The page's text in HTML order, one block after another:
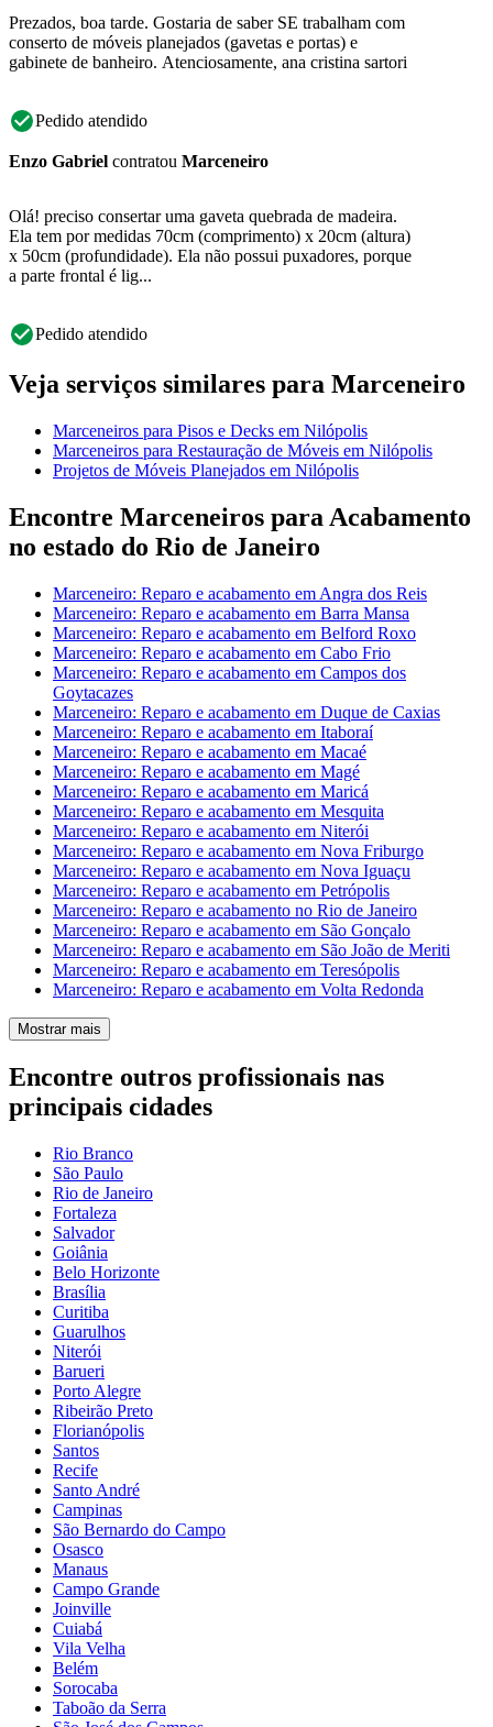
Prezados, boa tarde. Gostaria de saber SE trabalham com
conserto de móveis planejados (gavetas e portas) e
gabinete de banheiro. Atenciosamente, ana cristina sartori
Pedido atendido
Enzo Gabriel contratou Marceneiro
Olá! preciso consertar uma gaveta quebrada de madeira.
Ela tem por medidas 70cm (comprimento) x 20cm (altura)
x 50cm (profundidade). Ela não possui puxadores, porque
a parte frontal é lig...
Pedido atendido
Veja serviços similares para Marceneiro
Marceneiros para Pisos e Decks em Nilópolis
Marceneiros para Restauração de Móveis em Nilópolis
Projetos de Móveis Planejados em Nilópolis
Encontre Marceneiros para Acabamento
no estado do Rio de Janeiro
Marceneiro: Reparo e acabamento em Angra dos Reis
Marceneiro: Reparo e acabamento em Barra Mansa
Marceneiro: Reparo e acabamento em Belford Roxo
Marceneiro: Reparo e acabamento em Cabo Frio
Marceneiro: Reparo e acabamento em Campos dos
Goytacazes
Marceneiro: Reparo e acabamento em Duque de Caxias
Marceneiro: Reparo e acabamento em Itaboraí
Marceneiro: Reparo e acabamento em Macaé
Marceneiro: Reparo e acabamento em Magé
Marceneiro: Reparo e acabamento em Maricá
Marceneiro: Reparo e acabamento em Mesquita
Marceneiro: Reparo e acabamento em Niterói
Marceneiro: Reparo e acabamento em Nova Friburgo
Marceneiro: Reparo e acabamento em Nova Iguaçu
Marceneiro: Reparo e acabamento em Petrópolis
Marceneiro: Reparo e acabamento no Rio de Janeiro
Marceneiro: Reparo e acabamento em São Gonçalo
Marceneiro: Reparo e acabamento em São João de Meriti
Marceneiro: Reparo e acabamento em Teresópolis
Marceneiro: Reparo e acabamento em Volta Redonda
Mostrar mais
Encontre outros profissionais nas
principais cidades
Rio Branco
São Paulo
Rio de Janeiro
Fortaleza
Salvador
Goiânia
Belo Horizonte
Brasília
Curitiba
Guarulhos
Niterói
Barueri
Porto Alegre
Ribeirão Preto
Florianópolis
Santos
Recife
Santo André
Campinas
São Bernardo do Campo
Osasco
Manaus
Campo Grande
Joinville
Cuiabá
Vila Velha
Belém
Sorocaba
Taboão da Serra